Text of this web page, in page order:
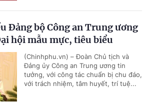
Đảng bộ Công an Trung ương
hội mẫu mực, tiêu biểu
(Chinhphu.vn) – Đoàn Chủ tịch và
Đảng ủy Công an Trung ương tin
tưởng, với công tác chuẩn bị chu đáo,
với trách nhiệm, tâm huyết, trí tuệ...